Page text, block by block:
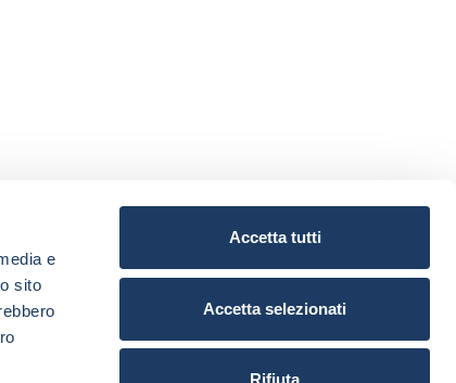
e
sito
Accetta tutti
Accetta selezionati
Rifiuta